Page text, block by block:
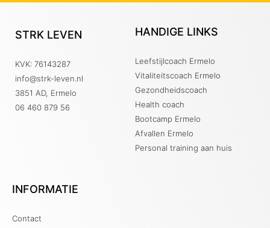
STRK LEVEN
KVK: 76143287
info@strk-leven.nl
3851 AD, Ermelo
06 460 879 56
HANDIGE LINKS
Leefstijlcoach Ermelo
Vitaliteitscoach Ermelo
Gezondheidscoach
Health coach
Bootcamp Ermelo
Afvallen Ermelo
Personal training aan huis
INFORMATIE
Contact